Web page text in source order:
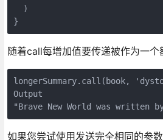
  )
}
随着call每增加值要传递被作为一个
longerSummary.call(book,
Output
"Brave New World was
如果您尝试使用发送完全相同的参